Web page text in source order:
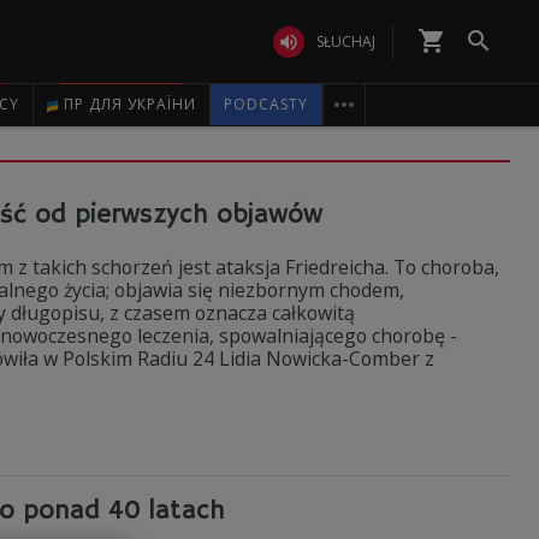
 SŁUCHAJ shopping_cart 
ПР ДЛЯ УКРАЇНИ PODCASTY 
od pierwszych objawów
z takich schorzeń jest ataksja Friedreicha. To choroba,
życia; objawia się niezbornym chodem,
z czasem oznacza całkowitą
leczenia, spowalniającego chorobę -
w Polskim Radiu 24 Lidia Nowicka-Comber z
ponad 40 latach